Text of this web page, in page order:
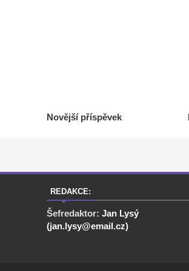
Novější příspěvek
REDAKCE:
Šefredaktor: Jan Lysý
(jan.lysy@email.cz)